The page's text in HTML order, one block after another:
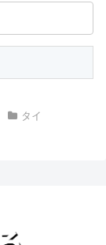
タイ